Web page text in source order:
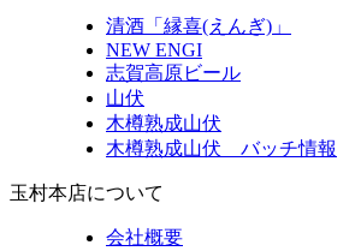
清酒「縁喜(えんぎ)」
NEW ENGI
志賀高原ビール
山伏
木樽熟成山伏
木樽熟成山伏 バッチ情報
玉村本店について
会社概要